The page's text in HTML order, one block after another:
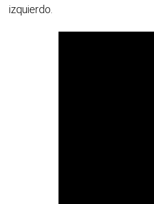
izquierdo.